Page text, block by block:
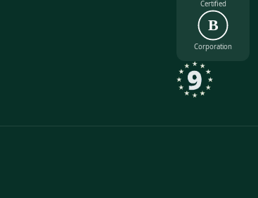
Certified
B
Corporation